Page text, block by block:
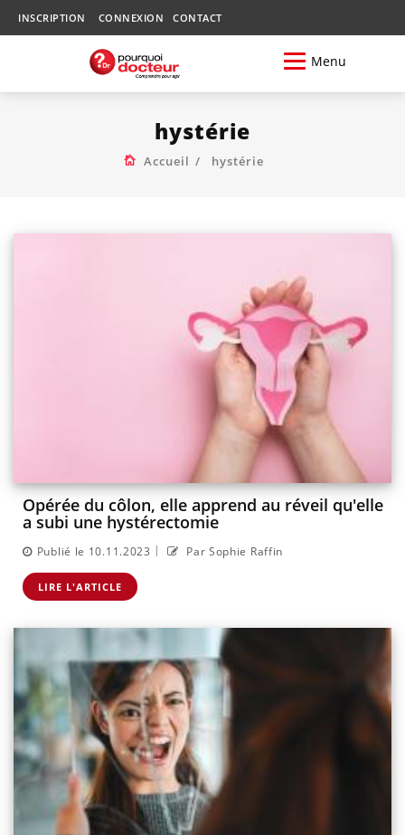
INSCRIPTION CONNEXION CONTACT
Menu
hystérie
Accueil hystérie
Opérée du côlon, elle apprend au réveil qu'elle
a subi une hystérectomie
Publié le 10.11.2023 | Par Sophie Raffin
LIRE L'ARTICLE